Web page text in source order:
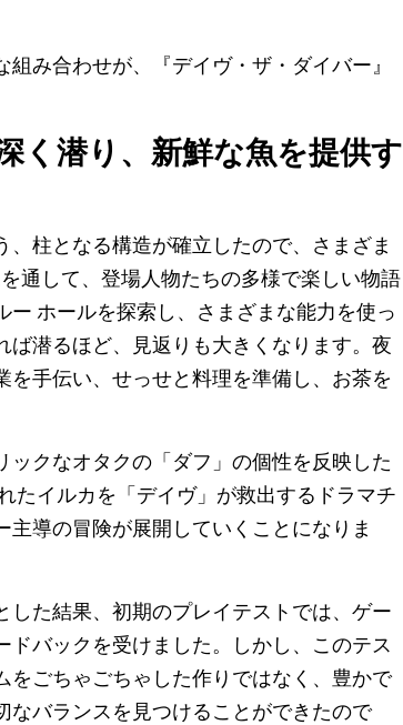
み合わせが、『デイヴ・ザ・ダイバー』
く潜り、新鮮な魚を提供す
、柱となる構造が確立したので、さまざま
通して、登場人物たちの多様で楽しい物語
ホールを探索し、さまざまな能力を使っ
ば潜るほど、見返りも大きくなります。夜
手伝い、せっせと料理を準備し、お茶を
クなオタクの「ダフ」の個性を反映した
たイルカを「デイヴ」が救出するドラマチ
導の冒険が展開していくことになりま
た結果、初期のプレイテストでは、ゲー
ドバックを受けました。しかし、このテス
をごちゃごちゃした作りではなく、豊かで
なバランスを見つけることができたので